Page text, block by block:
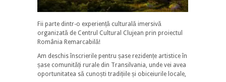
Fii parte dintr-o experiență culturală imersivă
organizată de Centrul Cultural Clujean prin proiectul
România Remarcabilă!
Am deschis înscrierile pentru șase rezidențe artistice în
șase comunități rurale din Transilvania, unde vei avea
oportunitatea să cunoști tradițiile și obiceiurile locale,